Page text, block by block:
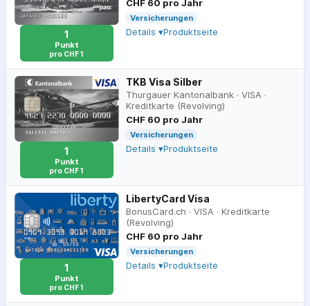
1
Punkt
pro CHF 1
CHF 60 pro Jahr
Versicherungen
Details ▾Produktseite
1
Punkt
pro CHF 1
TKB Visa Silber
Thurgauer Kantonalbank · VISA ·
Kreditkarte (Revolving)
CHF 60 pro Jahr
Versicherungen
Details ▾Produktseite
1
Punkt
pro CHF 1
LibertyCard Visa
BonusCard.ch · VISA · Kreditkarte
(Revolving)
CHF 60 pro Jahr
Versicherungen
Details ▾Produktseite